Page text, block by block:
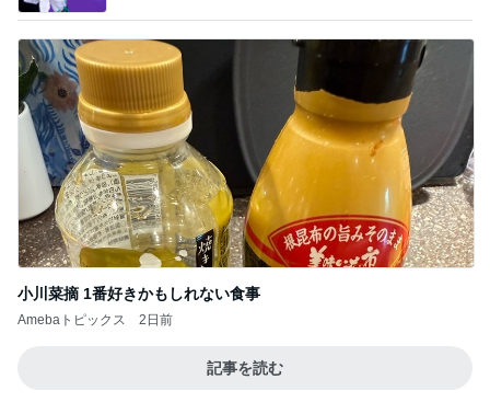
小川菜摘 1番好きかもしれない食事
Amebaトピックス 2日前
記事を読む